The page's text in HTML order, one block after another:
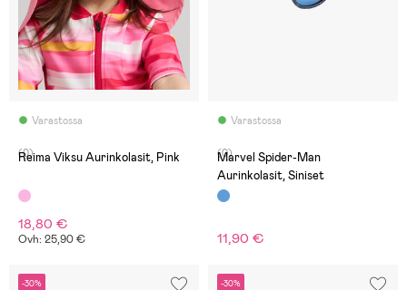
Varastossa
(0)
Reima Viksu Aurinkolasit, Pink
18,80 €
Ovh: 25,90 €
Varastossa
(0)
Marvel Spider-Man
Aurinkolasit, Siniset
11,90 €
-30% -30%